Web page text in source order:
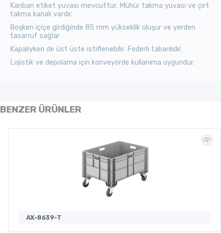
Kanban etiket yuvası mevcuttur. Mühür takma yuvası ve çırt
takma kanalı vardır.
Boşken içiçe girdiğinde 85 mm yükseklik oluşur ve yerden
tasarruf sağlar
Kapalıyken de üst üste istiflenebilir. Federli tabanlıdır.
Lojistik ve depolama için konveyörde kullanıma uygundur.
BENZER ÜRÜNLER
AX-8639-T